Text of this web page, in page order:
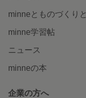
minneとものづくりと
minne学習帖
ニュース
minneの本
企業の方へ